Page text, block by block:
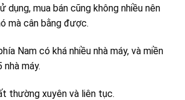
dụng, mua bán cũng không nhiều nên
mà cân bằng được.
Nam có khá nhiều nhà máy, và miền
máy.
thường xuyên và liên tục.